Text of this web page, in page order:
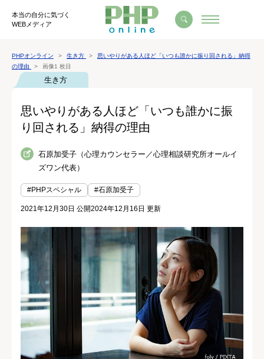
本当の自分に気づく
WEBメディア
PHPオンライン 生き方
思いやりがある人ほど「いつも誰かに振り回される」納得
の理由
画像1 枚目
生き方
思いやりがある人ほど「いつも誰かに振
り回される」納得の理由
石原加受子（心理カウンセラー／心理相談研究所オールイ
ズワン代表）
#PHPスペシャル #石原加受子
2021年12月30日 公開2024年12月16日 更新